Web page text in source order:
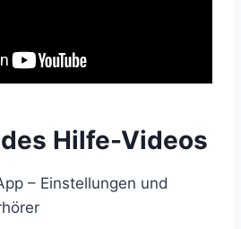
Hilfe-Videos
– Einstellungen und